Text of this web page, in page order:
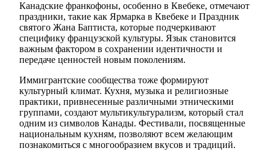
Канадские франкофоны, особенно в Квебеке, отмечают
праздники, такие как Ярмарка в Квебеке и Праздник
святого Жана Баптиста, которые подчеркивают
специфику французской культуры. Язык становится
важным фактором в сохранении идентичности и
передаче ценностей новым поколениям.
Иммигрантские сообщества тоже формируют
культурный климат. Кухня, музыка и религиозные
практики, привнесенные различными этническими
группами, создают мультикультурализм, который стал
одним из символов Канады. Фестивали, посвященные
национальным кухням, позволяют всем желающим
познакомиться с многообразием вкусов и традиций.